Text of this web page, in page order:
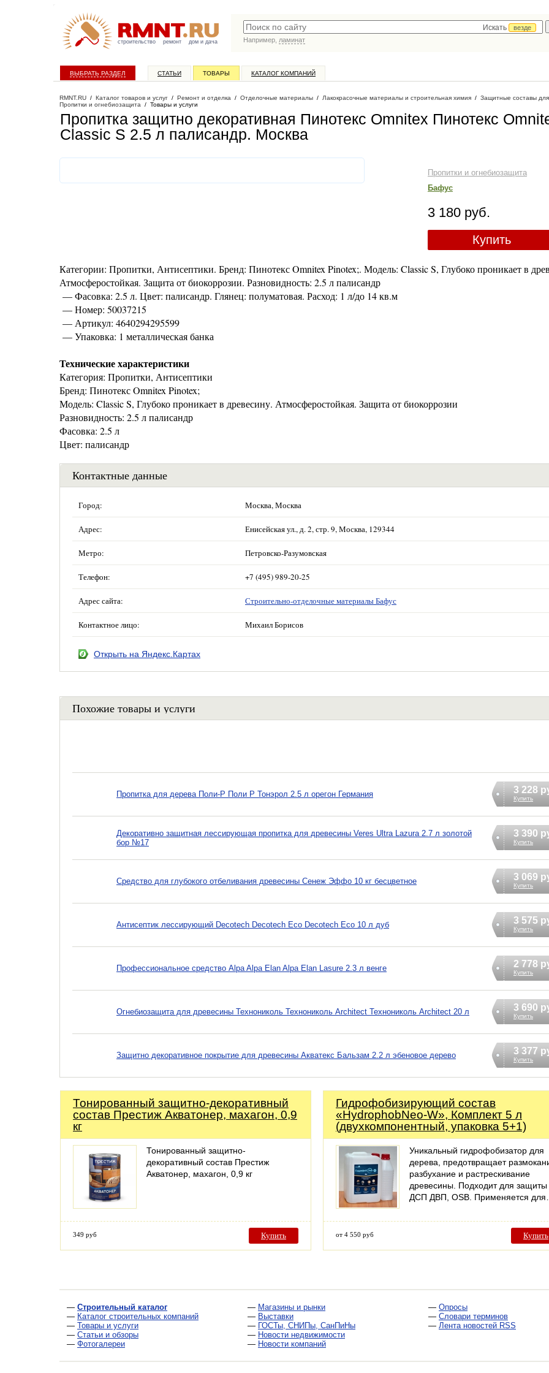
строительство ремонт дом и дача
Искать
везде
Например, ламинат
ВЫБРАТЬ РАЗДЕЛ СТАТЬИ ТОВАРЫ КАТАЛОГ КОМПАНИЙ
RMNT.RU / Каталог товаров и услуг / Ремонт и отделка / Отделочные материалы / Лакокрасочные материалы и строительная химия / Защитные составы
Пропитки и огнебиозащита / Товары и услуги
Пропитка защитно декоративная Пинотекс Omnitex Пинотекс
Classic S 2.5 л палисандр. Москва
Пропитки и огнебиозащита
Бафус
3 180 руб.
Купить
Категории: Пропитки, Антисептики. Бренд: Пинотекс Omnitex Pinotex;. Модель: Classic S, Глубоко проникает в
Атмосферостойкая. Защита от биокоррозии. Разновидность: 2.5 л палисандр
— Фасовка: 2.5 л. Цвет: палисандр. Глянец: полуматовая. Расход: 1 л/до 14 кв.м
— Номер: 50037215
— Артикул: 4640294295599
— Упаковка: 1 металлическая банка
Технические характеристики
Категория: Пропитки, Антисептики
Бренд: Пинотекс Omnitex Pinotex;
Модель: Classic S, Глубоко проникает в древесину. Атмосферостойкая. Защита от биокоррозии
Разновидность: 2.5 л палисандр
Фасовка: 2.5 л
Цвет: палисандр
Контактные данные
Город: Москва, Москва
Адрес: Енисейская ул., д. 2, стр. 9, Москва, 129344
Метро: Петровско-Разумовская
Телефон: +7 (495) 989-20-25
Адрес сайта: Строительно-отделочные материалы Бафус
Контактное лицо: Михаил Борисов
Открыть на Яндекс.Картах
Похожие товары и услуги
Пропитка для дерева Поли-Р Поли Р Тонэрол 2.5 л орегон Германия 3 228
Купить
Декоративно защитная лессирующая пропитка для древесины Veres Ultra Lazura 2.7 л золотой
бор №17
3 390
Купить
Средство для глубокого отбеливания древесины Сенеж Эффо 10 кг бесцветное 3 069
Купить
Антисептик лессирующий Decotech Decotech Eco Decotech Eco 10 л дуб 3 575
Купить
Профессиональное средство Alpa Alpa Elan Alpa Elan Lasure 2.3 л венге 2 778
Купить
Огнебиозащита для древесины Технониколь Технониколь Architect Технониколь Architect 20 л 3 690
Купить
Защитно декоративное покрытие для древесины Акватекс Бальзам 2.2 л эбеновое дерево 3 377
Купить
Тонированный защитно-декоративный
состав Престиж Акватонер, махагон, 0,9
кг
Тонированный защитно-
декоративный состав Престиж
Акватонер, махагон, 0,9 кг
349 руб Купить
Гидрофобизирующий состав
«HydrophobNeo-W», Комплект 5 л
(двухкомпонентный, упаковка 5+1)
Уникальный гидрофобизатор для
дерева, предотвращает
разбухание и растрескивание
древесины. Подходит для защиты
ДСП ДВП, OSB. Применяется
от 4 550 руб Купить
— Строительный каталог
— Каталог строительных компаний
— Товары и услуги
— Статьи и обзоры
— Фотогалереи
— Магазины и рынки
— Выставки
— ГОСТы, СНИПы, СанПиНы
— Новости недвижимости
— Новости компаний
— Опросы
— Словари терминов
— Лента новостей RSS